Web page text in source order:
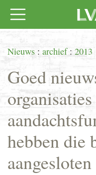
Nieuws : archief: 2013
Goed
hebben die
aangesloten